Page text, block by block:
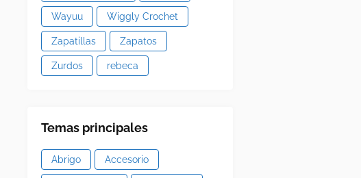
Wayuu Wiggly Crochet
Zapatillas Zapatos
Zurdos rebeca
Temas principales
Abrigo Accesorio